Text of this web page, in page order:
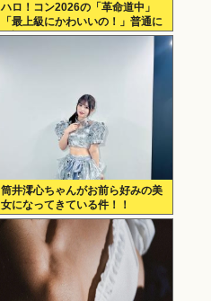
ハロ！コン2026の「革命道中」
「最上級にかわいいの！」普通に
好評www
筒井澪心ちゃんがお前ら好みの美
女になってきている件！！